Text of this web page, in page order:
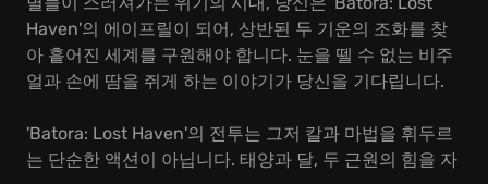
Haven'의 에이프릴이 되어, 상반된 두 기운의 조화를 찾
아 흩어진 세계를 구원해야 합니다. 눈을 뗄 수 없는 비주
얼과 손에 땀을 쥐게 하는 이야기가 당신을 기다립니다.
'Batora: Lost Haven'의 전투는 그저 칼과 마법을 휘두르
는 단순한 액션이 아닙니다. 태양과 달, 두 근원의 힘을 자